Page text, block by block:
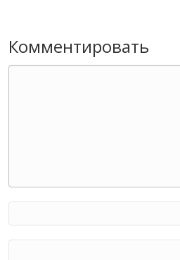
Комментировать